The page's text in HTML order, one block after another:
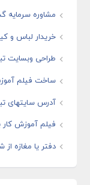
مشاوره سرمایه
خریدار لباس و
طراحی وبسایت
ساخت فیلم
آدرس سایتهای
فیلم آموزش کار
دفتر یا مغازه